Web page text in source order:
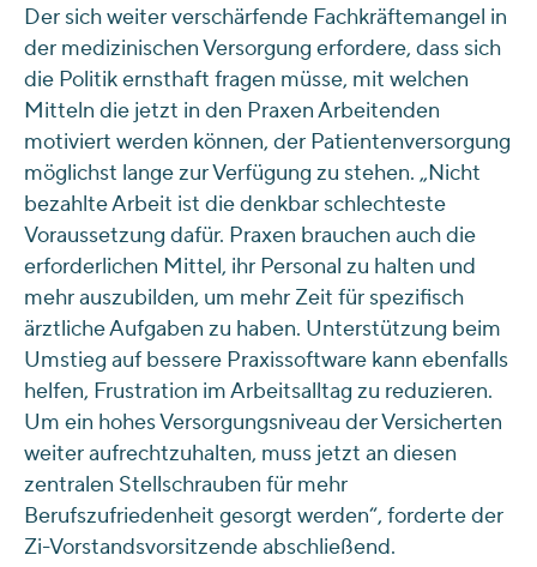
Der sich weiter verschärfende Fachkräftemangel in
der medizinischen Versorgung erfordere, dass sich
die Politik ernsthaft fragen müsse, mit welchen
Mitteln die jetzt in den Praxen Arbeitenden
motiviert werden können, der Patientenversorgung
möglichst lange zur Verfügung zu stehen. „Nicht
bezahlte Arbeit ist die denkbar schlechteste
Voraussetzung dafür. Praxen brauchen auch die
erforderlichen Mittel, ihr Personal zu halten und
mehr auszubilden, um mehr Zeit für spezifisch
ärztliche Aufgaben zu haben. Unterstützung beim
Umstieg auf bessere Praxissoftware kann ebenfalls
helfen, Frustration im Arbeitsalltag zu reduzieren.
Um ein hohes Versorgungsniveau der Versicherten
weiter aufrechtzuhalten, muss jetzt an diesen
zentralen Stellschrauben für mehr
Berufszufriedenheit gesorgt werden“, forderte der
Zi-Vorstandsvorsitzende abschließend.